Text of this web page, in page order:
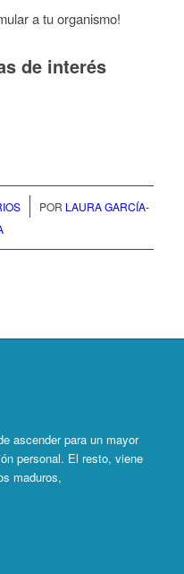
a tu organismo!
de interés
POR LAURA GARCÍA-
ascender para un mayor
personal. El resto, viene
maduros,